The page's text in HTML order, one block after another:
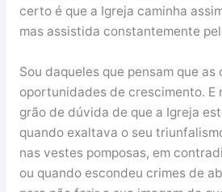
certo é que a Igreja caminha
mas assistida constantemente
Sou daqueles que pensam que as
oportunidades de crescimento. E
grão de dúvida de que a Igreja
quando exaltava o seu
nas vestes pomposas, em
ou quando escondeu crimes de